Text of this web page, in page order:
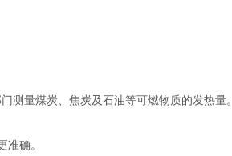
测量煤炭、焦炭及石油等可燃物质的发热量。
确。